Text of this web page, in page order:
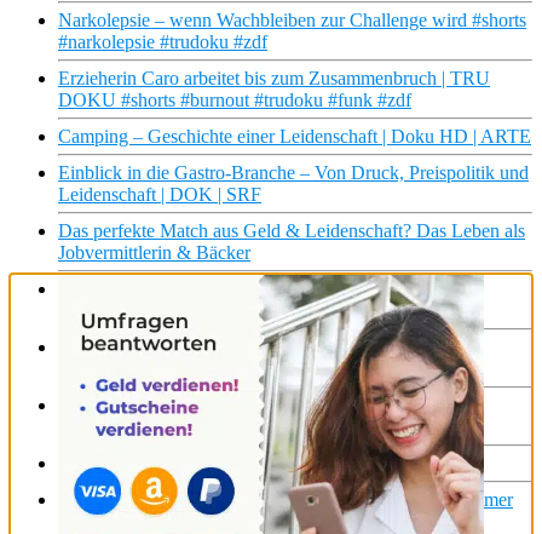
Narkolepsie – wenn Wachbleiben zur Challenge wird #shorts
#narkolepsie #trudoku #zdf
Erzieherin Caro arbeitet bis zum Zusammenbruch | TRU
DOKU #shorts #burnout #trudoku #funk #zdf
Camping – Geschichte einer Leidenschaft | Doku HD | ARTE
Einblick in die Gastro-Branche – Von Druck, Preispolitik und
Leidenschaft | DOK | SRF
Das perfekte Match aus Geld & Leidenschaft? Das Leben als
Jobvermittlerin & Bäcker
Leckeres Essen mit Leidenschaft: Er begeistert 167.000
Follower! Gio1neun, Berlins rappender Koch
Camping – Geschichte einer Leidenschaft | Doku HD
Leidenschaft für Schiffe: Der Kreuzfahrttester | Die
Nordreportage | NDR Doku
Bäcker aus Leidenschaft #ndr #ndrdoku #brot
Leidenschaft, Liebe und Kaisermania | Ohne Filter: Pollmer
fragt nach… LIEBE